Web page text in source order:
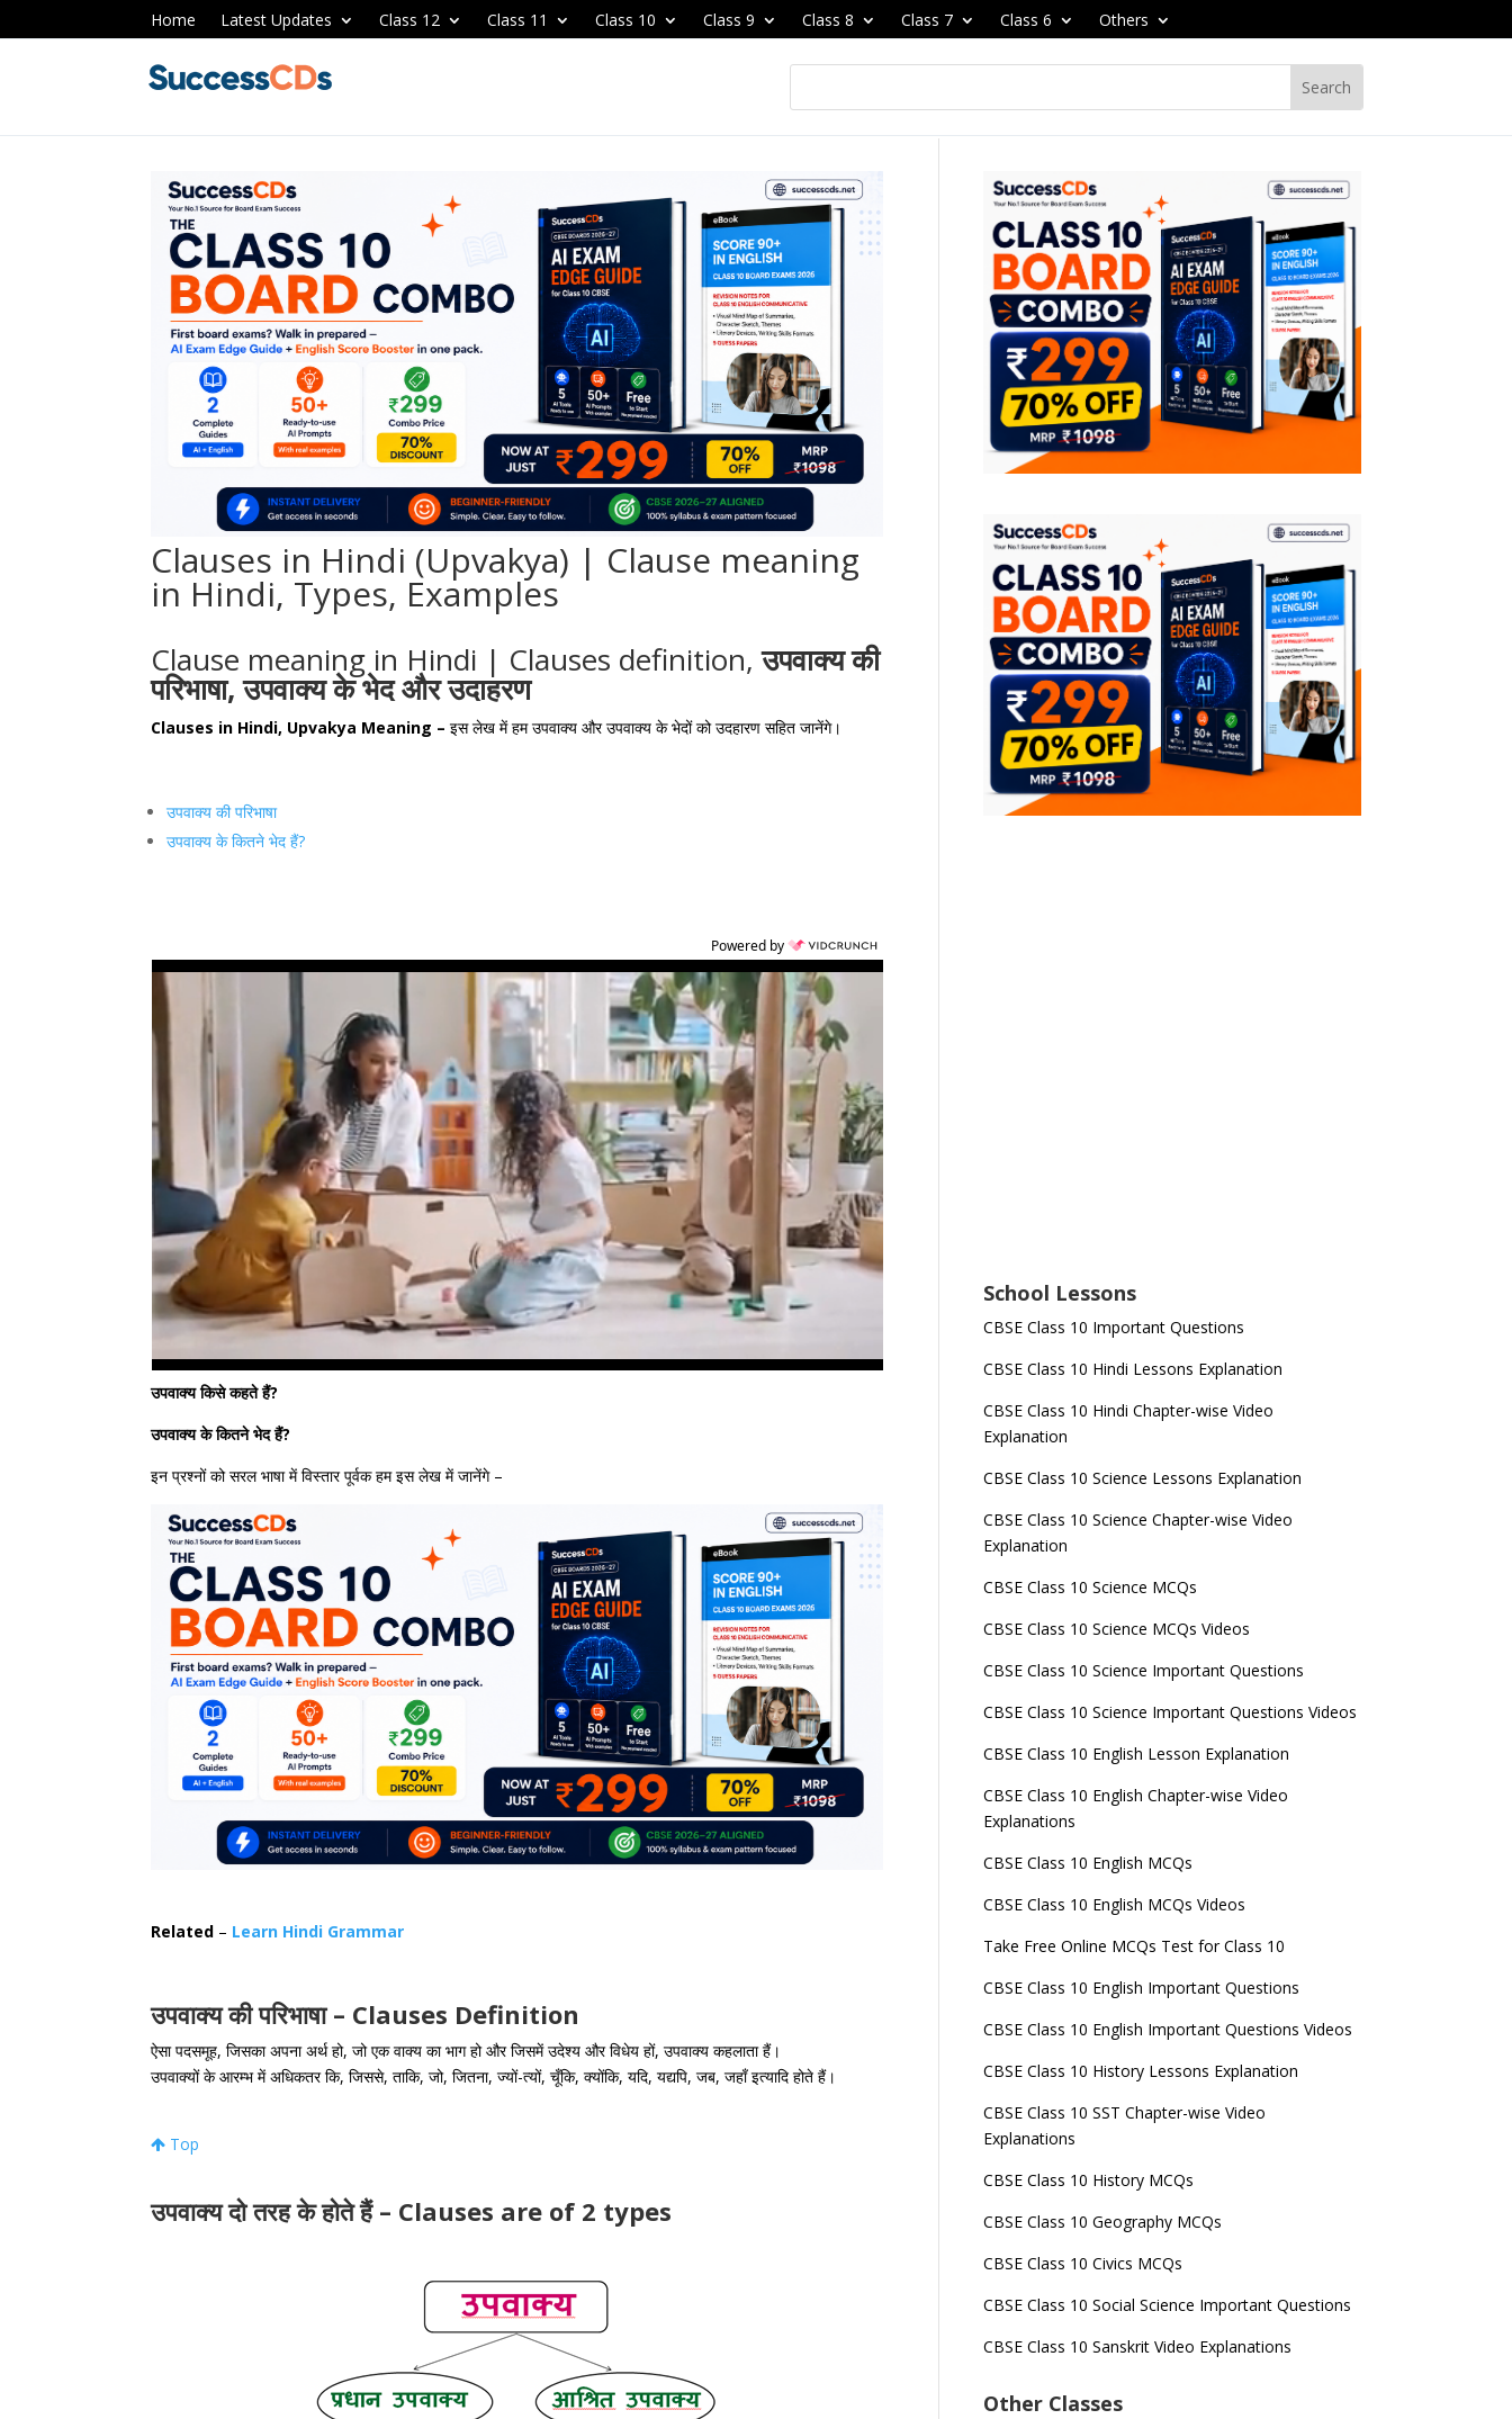
Home Latest Updates Class 12 Class 11 Class 10 Class 9 Class 8 Class 7 Class 6 Others
Clauses in Hindi (Upvakya) | Clause meaning
in Hindi, Types, Examples
Clause meaning in Hindi | Clauses definition,उपवाक्य की
परिभाषा, उपवाक्य के भेद और उदाहरण
Clauses in Hindi, Upvakya Meaning –इस लेख में हम उपवाक्य और उपवाक्य के भेदों को उदहारण सहित जानेंगे।
उपवाक्य की परिभाषा
उपवाक्य के कितने भेद हैं?
Powered by
उपवाक्य किसे कहते हैं?
उपवाक्य के कितने भेद हैं?
इन प्रश्नों को सरल भाषा में विस्तार पूर्वक हम इस लेख में जानेंगे –
Related – Learn Hindi Grammar
उपवाक्य की परिभाषा – Clauses Definition
ऐसा पदसमूह, जिसका अपना अर्थ हो, जो एक वाक्य का भाग हो और जिसमें उदेश्य और विधेय हों, उपवाक्य कहलाता हैं।
उपवाक्यों के आरम्भ में अधिकतर कि, जिससे, ताकि, जो, जितना, ज्यों-त्यों, चूँकि, क्योंकि, यदि, यद्यपि, जब, जहाँ इत्यादि होते हैं।
Top
उपवाक्य दो तरह के होते हैं – Clauses are of 2 types
School Lessons
CBSE Class 10 Important Questions
CBSE Class 10 Hindi Lessons Explanation
CBSE Class 10 Hindi Chapter-wise Video
Explanation
CBSE Class 10 Science Lessons Explanation
CBSE Class 10 Science Chapter-wise Video
Explanation
CBSE Class 10 Science MCQs
CBSE Class 10 Science MCQs Videos
CBSE Class 10 Science Important Questions
CBSE Class 10 Science Important Questions Videos
CBSE Class 10 English Lesson Explanation
CBSE Class 10 English Chapter-wise Video
Explanations
CBSE Class 10 English MCQs
CBSE Class 10 English MCQs Videos
Take Free Online MCQs Test for Class 10
CBSE Class 10 English Important Questions
CBSE Class 10 English Important Questions Videos
CBSE Class 10 History Lessons Explanation
CBSE Class 10 SST Chapter-wise Video
Explanations
CBSE Class 10 History MCQs
CBSE Class 10 Geography MCQs
CBSE Class 10 Civics MCQs
CBSE Class 10 Social Science Important Questions
CBSE Class 10 Sanskrit Video Explanations
Other Classes